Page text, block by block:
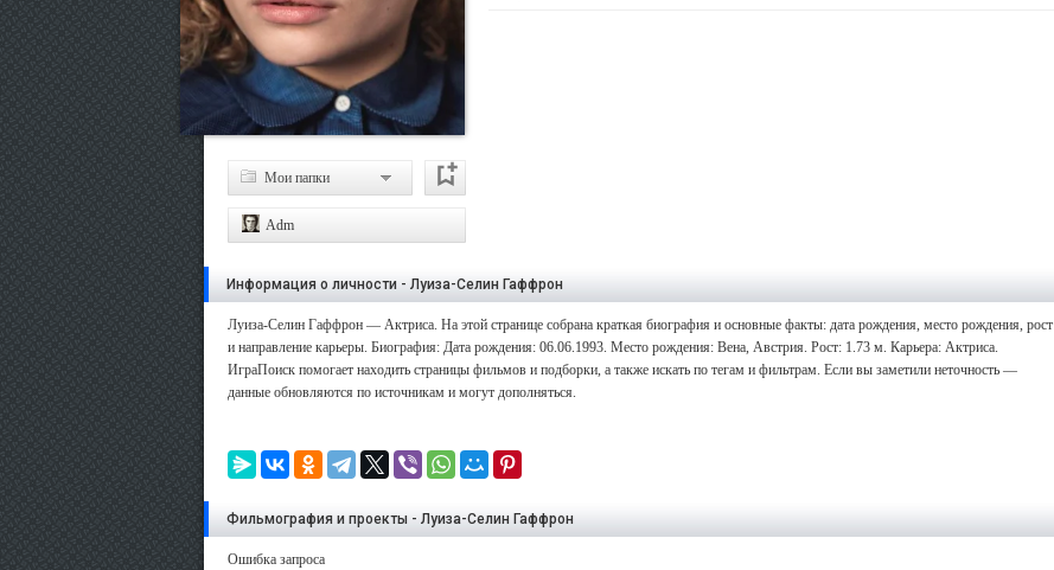
Мои папки
Adm
Информация о личности - Луиза-Селин Гаффрон
Луиза-Селин Гаффрон — Актриса. На этой странице собрана краткая биография и основные факты: дата рождения, место рождения, рост
и направление карьеры. Биография: Дата рождения: 06.06.1993. Место рождения: Вена, Австрия. Рост: 1.73 м. Карьера: Актриса.
ИграПоиск помогает находить страницы фильмов и подборки, а также искать по тегам и фильтрам. Если вы заметили неточность —
данные обновляются по источникам и могут дополняться.
Фильмография и проекты - Луиза-Селин Гаффрон
Ошибка запроса